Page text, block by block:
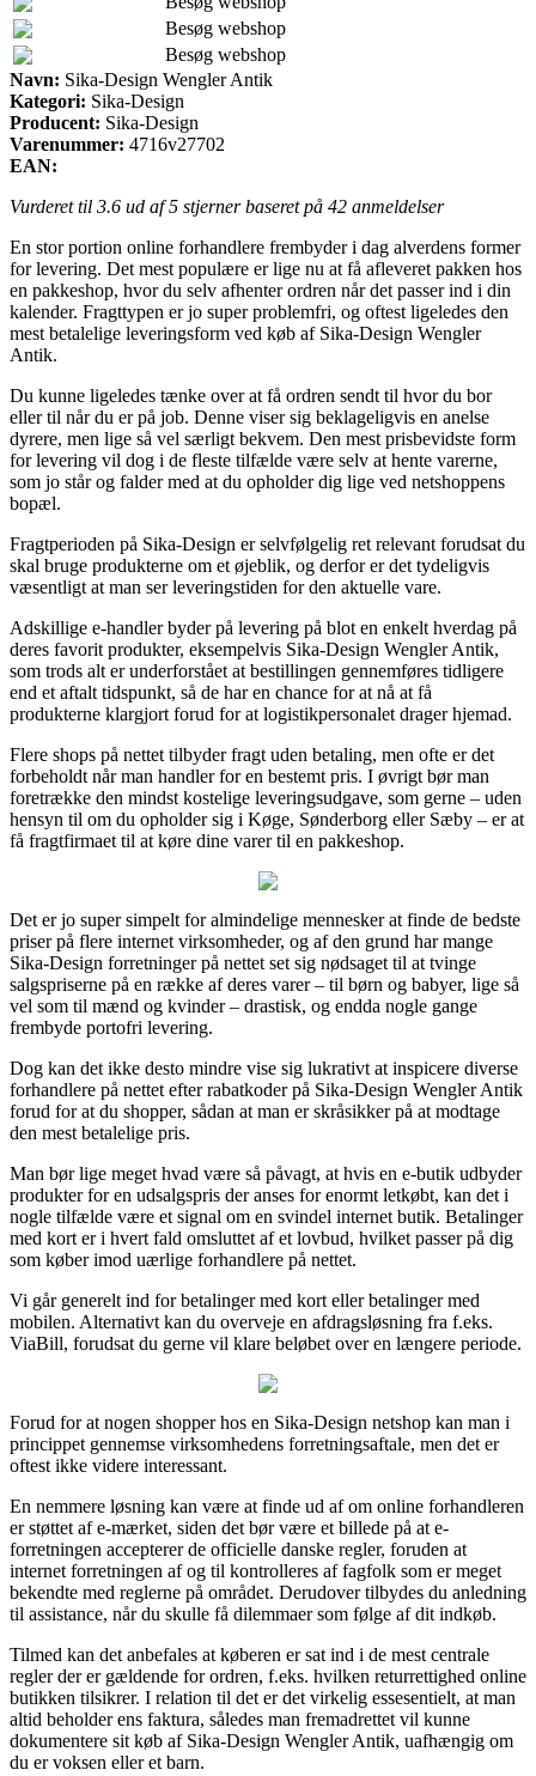
Besøg webshop
Besøg webshop
Navn: Sika-Design Wengler Antik
Kategori: Sika-Design
Producent: Sika-Design
Varenummer: 4716v27702
EAN:
Vurderet til 3.6 ud af 5 stjerner baseret på 42 anmeldelser
En stor portion online forhandlere frembyder i dag alverdens former
for levering. Det mest populære er lige nu at få afleveret pakken hos
en pakkeshop, hvor du selv afhenter ordren når det passer ind i din
kalender. Fragttypen er jo super problemfri, og oftest ligeledes den
mest betalelige leveringsform ved køb af Sika-Design Wengler
Antik.
Du kunne ligeledes tænke over at få ordren sendt til hvor du bor
eller til når du er på job. Denne viser sig beklageligvis en anelse
dyrere, men lige så vel særligt bekvem. Den mest prisbevidste form
for levering vil dog i de fleste tilfælde være selv at hente varerne,
som jo står og falder med at du opholder dig lige ved netshoppens
bopæl.
Fragtperioden på Sika-Design er selvfølgelig ret relevant forudsat du
skal bruge produkterne om et øjeblik, og derfor er det tydeligvis
væsentligt at man ser leveringstiden for den aktuelle vare.
Adskillige e-handler byder på levering på blot en enkelt hverdag på
deres favorit produkter, eksempelvis Sika-Design Wengler Antik,
som trods alt er underforstået at bestillingen gennemføres tidligere
end et aftalt tidspunkt, så de har en chance for at nå at få
produkterne klargjort forud for at logistikpersonalet drager hjemad.
Flere shops på nettet tilbyder fragt uden betaling, men ofte er det
forbeholdt når man handler for en bestemt pris. I øvrigt bør man
foretrække den mindst kostelige leveringsudgave, som gerne – uden
hensyn til om du opholder sig i Køge, Sønderborg eller Sæby – er at
få fragtfirmaet til at køre dine varer til en pakkeshop.
Det er jo super simpelt for almindelige mennesker at finde de bedste
priser på flere internet virksomheder, og af den grund har mange
Sika-Design forretninger på nettet set sig nødsaget til at tvinge
salgspriserne på en række af deres varer – til børn og babyer, lige så
vel som til mænd og kvinder – drastisk, og endda nogle gange
frembyde portofri levering.
Dog kan det ikke desto mindre vise sig lukrativt at inspicere diverse
forhandlere på nettet efter rabatkoder på Sika-Design Wengler Antik
forud for at du shopper, sådan at man er skråsikker på at modtage
den mest betalelige pris.
Man bør lige meget hvad være så påvagt, at hvis en e-butik udbyder
produkter for en udsalgspris der anses for enormt letkøbt, kan det i
nogle tilfælde være et signal om en svindel internet butik. Betalinger
med kort er i hvert fald omsluttet af et lovbud, hvilket passer på dig
som køber imod uærlige forhandlere på nettet.
Vi går generelt ind for betalinger med kort eller betalinger med
mobilen. Alternativt kan du overveje en afdragsløsning fra f.eks.
ViaBill, forudsat du gerne vil klare beløbet over en længere periode.
Forud for at nogen shopper hos en Sika-Design netshop kan man i
princippet gennemse virksomhedens forretningsaftale, men det er
oftest ikke videre interessant.
En nemmere løsning kan være at finde ud af om online forhandleren
er støttet af e-mærket, siden det bør være et billede på at e-
forretningen accepterer de officielle danske regler, foruden at
internet forretningen af og til kontrolleres af fagfolk som er meget
bekendte med reglerne på området. Derudover tilbydes du anledning
til assistance, når du skulle få dilemmaer som følge af dit indkøb.
Tilmed kan det anbefales at køberen er sat ind i de mest centrale
regler der er gældende for ordren, f.eks. hvilken returrettighed online
butikken tilsikrer. I relation til det er det virkelig essesentielt, at man
altid beholder ens faktura, således man fremadrettet vil kunne
dokumentere sit køb af Sika-Design Wengler Antik, uafhængig om
du er voksen eller et barn.